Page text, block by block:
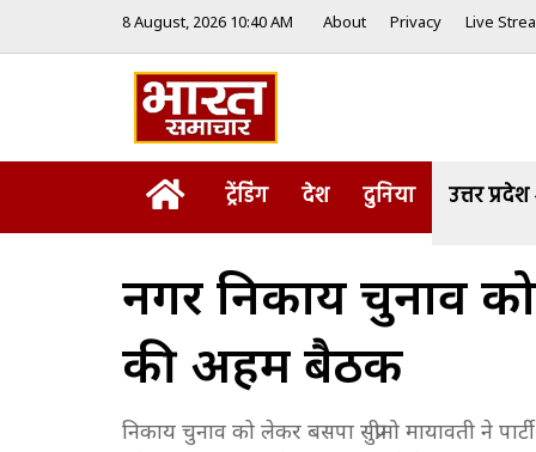
8 August, 2026 10:40 AM About Privacy Live
Homeट्रेंडिंग देश दुनिया उत्तर प्रदेश
नगर निकाय चुनाव
की अहम बैठक
निकाय चुनाव को लेकर बसपा सुप्रीमो मायावती ने